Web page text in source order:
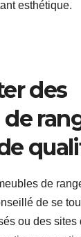
choisissez
sont
garder votre
esthétique.